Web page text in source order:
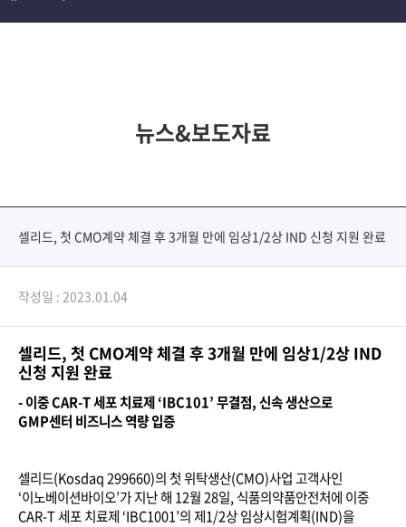
뉴스&보도자료
셀리드, 첫 CMO계약 체결 후 3개월 만에 임상1/2상 IND 신청 지원 완료
작성일 : 2023.01.04
셀리드,첫 CMO계약 체결 후3개월 만에 임상1/2상IND
신청 지원 완료
-이중CAR-T세포 치료제‘IBC101’무결점,신속 생산으로
GMP센터 비즈니스 역량 입증
셀리드(Kosdaq 299660)의 첫위탁생산(CMO)사업 고객사인
‘이노베이션바이오’가 지난 해 12월28일, 식품의약품안전처에 이중
CAR-T세포 치료제 ‘IBC1001’의 제1/2상 임상시험계획(IND)을